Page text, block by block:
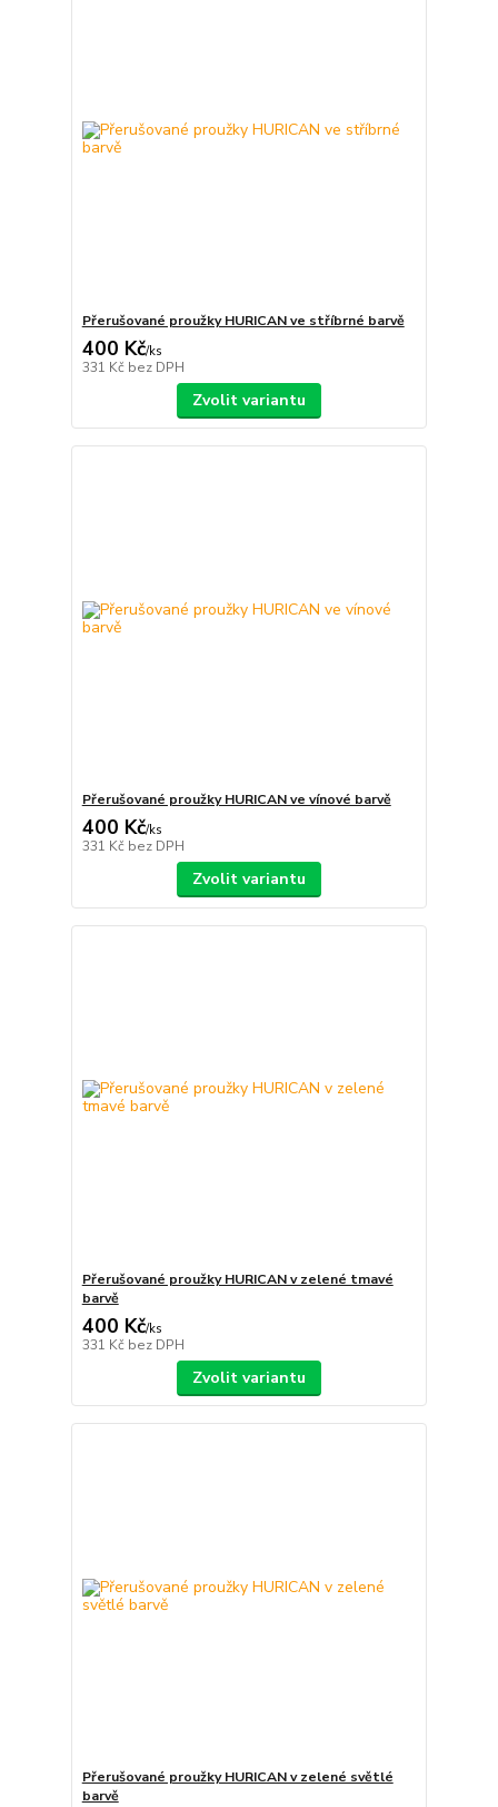
Přerušované proužky HURICAN ve stříbrné barvě
400 Kč/ks
331 Kč bez DPH
Zvolit variantu
Přerušované proužky HURICAN ve vínové barvě
400 Kč/ks
331 Kč bez DPH
Zvolit variantu
Přerušované proužky HURICAN v zelené tmavé
barvě
400 Kč/ks
331 Kč bez DPH
Zvolit variantu
Přerušované proužky HURICAN v zelené světlé
barvě